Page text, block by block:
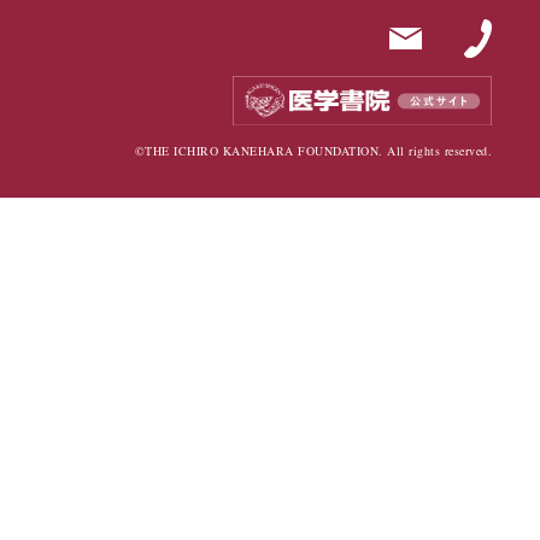
©THE ICHIRO KANEHARA FOUNDATION. All rights reserved.